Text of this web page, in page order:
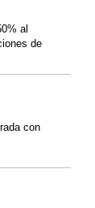
al
de
con